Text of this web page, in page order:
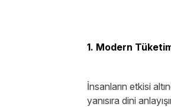
1. Modern
İnsanların etkisi
yanısıra dini